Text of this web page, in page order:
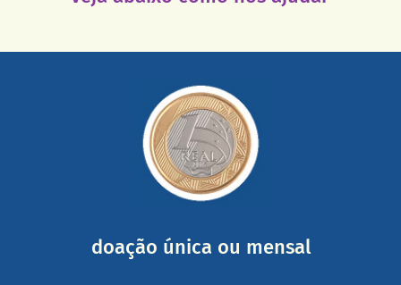
doação única ou mensal
mail mostrando tudo o que fizemos com a sua ajuda
somada a de outras pessoas.
saiba mais